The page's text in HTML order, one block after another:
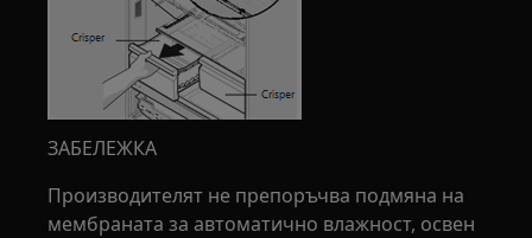
ЗАБЕЛЕЖКА
Производителят не препоръчва подмяна на
мембраната за автоматично влажност, освен